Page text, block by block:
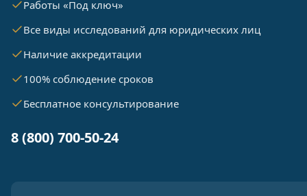
Работы «Под ключ»
Все виды исследований для юридических лиц
Наличие аккредитации
100% соблюдение сроков
Бесплатное консультирование
8 (800) 700-50-24